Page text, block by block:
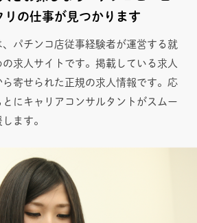
の仕事が見つかります
パチンコ店従事経験者が運営する就
求人サイトです。掲載している求人
寄せられた正規の求人情報です。応
にキャリアコンサルタントがスムー
ます。